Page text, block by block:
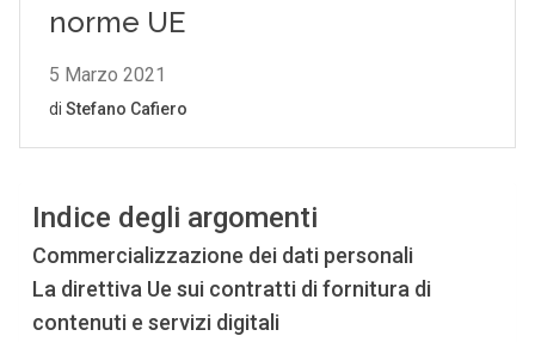
Indice degli argomenti
Commercializzazione dei dati personali
La direttiva Ue sui contratti di fornitura di
contenuti e servizi digitali